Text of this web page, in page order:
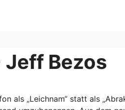
Bezos
als „Leichnam“ statt als